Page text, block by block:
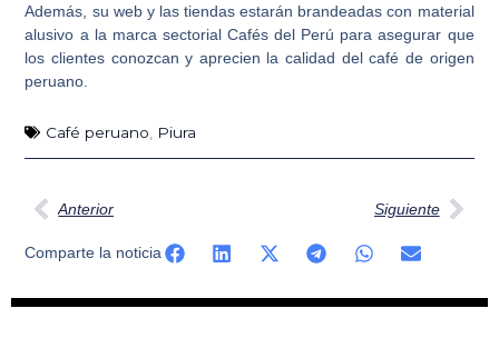
Además, su web y las tiendas estarán brandeadas con material
alusivo a la marca sectorial Cafés del Perú para asegurar que
los clientes conozcan y aprecien la calidad del café de origen
peruano.
Café peruano Piura
Ant
Anterior Siguiente
Comparte la noticia